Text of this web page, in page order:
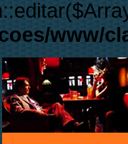
www/